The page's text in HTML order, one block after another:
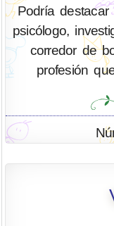
Podría
psicólogo,
corredor de
profesión